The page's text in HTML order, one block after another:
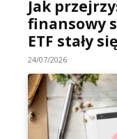
Jak
finansowy
ETF stały
24/07/2026